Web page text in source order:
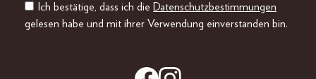
Ich bestätige, dass ich die Datenschutzbestimmungen
gelesen habe und mit ihrer Verwendung einverstanden bin.